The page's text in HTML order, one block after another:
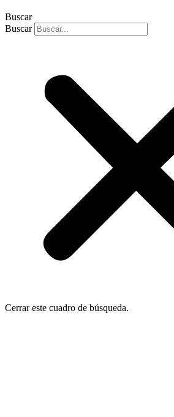
Buscar
Buscar
Cerrar este cuadro de búsqueda.